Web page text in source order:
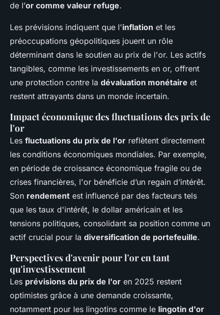
de l’or comme valeur refuge.
Les prévisions indiquent que l'inflation et les
préoccupations géopolitiques jouent un rôle
déterminant dans le soutien au prix de l'or. Les actifs
tangibles, comme les investissements en or, offrent
une protection contre la dévaluation monétaire et
restent attrayants dans un monde incertain.
Impact économique des fluctuations des prix de
l'or
Les fluctuations du prix de l'or reflètent directement
les conditions économiques mondiales. Par exemple,
en période de croissance économique fragile ou de
crises financières, l'or bénéficie d’un regain d’intérêt.
Son rendement est influencé par des facteurs tels
que les taux d'intérêt, le dollar américain et les
tensions politiques, consolidant sa position comme un
actif crucial pour la diversification de portefeuille.
Perspectives d'avenir pour l'or en tant
qu'investissement
Les prévisions du prix de l'or en 2025 restent
optimistes grâce à une demande croissante,
notamment pour les lingotins comme le lingotin d'or